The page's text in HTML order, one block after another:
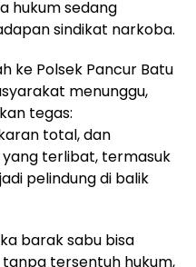
hukum sedang
sindikat narkoba.
ke Polsek Pancur Batu
menunggu,
tegas:
total, dan
terlibat, termasuk
pelindung di balik
barak sabu bisa
tersentuh hukum,